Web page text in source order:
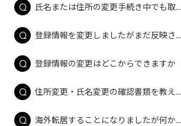
氏名または住所の変更手続き中でも取...
登録情報を変更しましたがまだ反映さ...
登録情報の変更はどこからできますか
住所変更・氏名変更の確認書類を教え...
海外転居することになりましたが何か...